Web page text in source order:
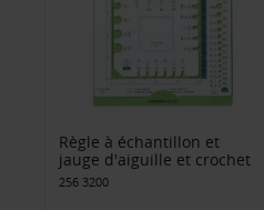
Règle à échantillon et
jauge d'aiguille et crochet
256 3200